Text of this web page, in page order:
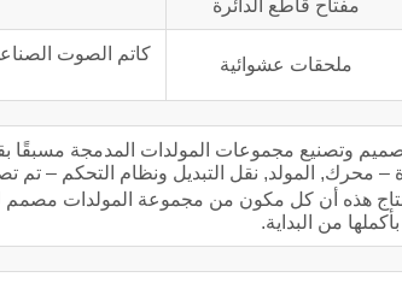
مفتاح قاطع الدائرة
ملحقات عشوائية
كاتم الصوت
للوحدة – محرك, المولد, نقل التبديل ونظام التحكم
هذه أن كل مكون من مجموعة المولدات مصمم
بأكملها من البداية.